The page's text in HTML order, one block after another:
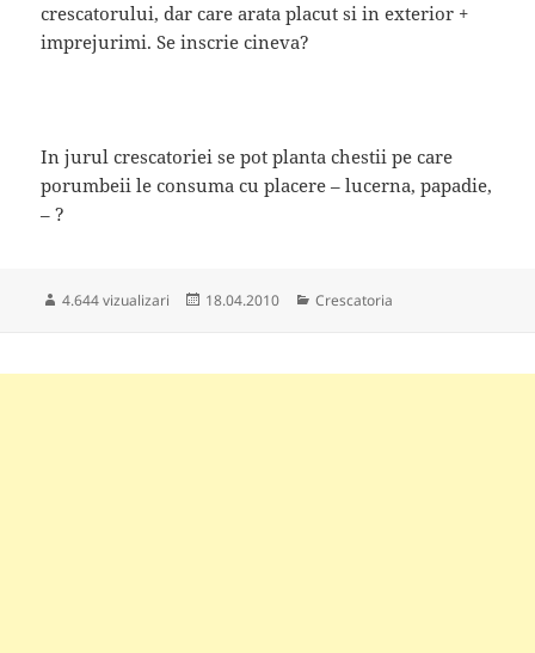
crescatorului, dar care arata placut si in exterior +
imprejurimi. Se inscrie cineva?
In jurul crescatoriei se pot planta chestii pe care
porumbeii le consuma cu placere – lucerna, papadie,
– ?
4.644 vizualizari
Publicat
18.04.2010 Categorii
Crescatoria